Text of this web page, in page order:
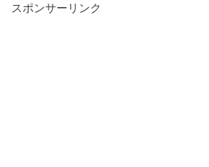
スポンサーリンク